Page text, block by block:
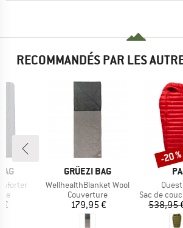
RECOMMANDÉS PAR LES
€
MARQUE
GRÜEZI BAG
Article
WellhealthBlanket Wool
Product group
Couverture
Prix
179,95 €
Article
Product
Sac de
538,95
Remise
-20 %